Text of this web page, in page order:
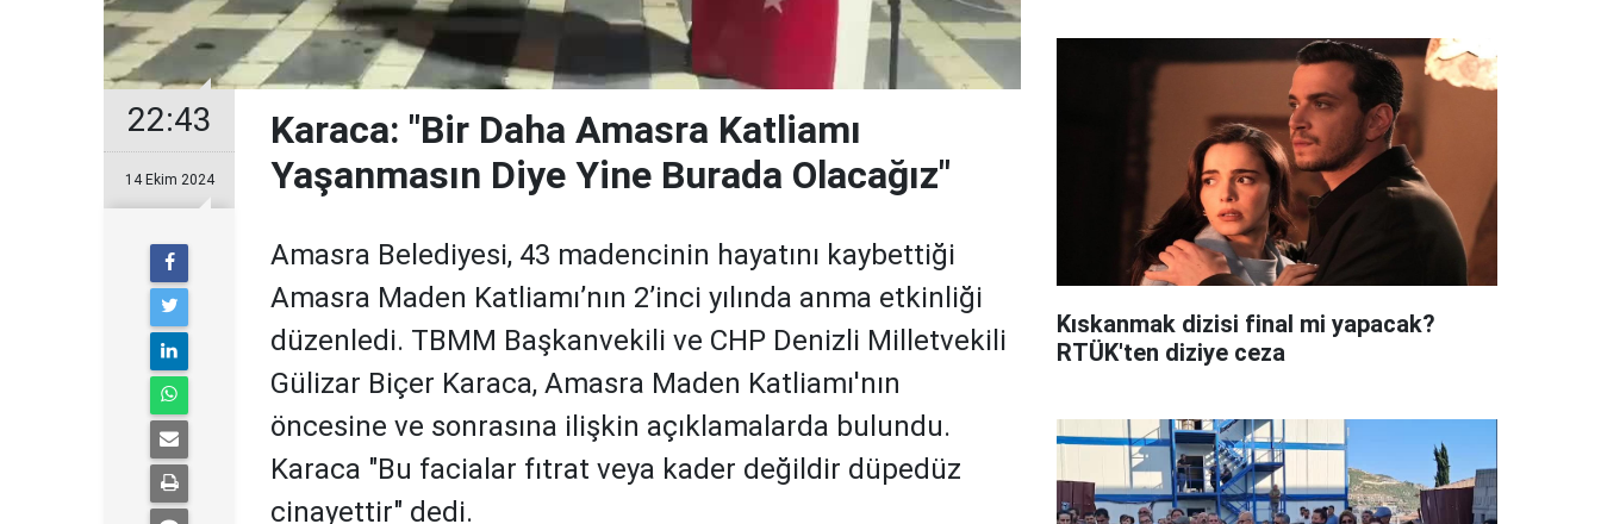
22:43
14 Ekim 2024
Karaca: "Bir Daha Amasra Katliamı
Yaşanmasın Diye Yine Burada Olacağız"
Amasra Belediyesi, 43 madencinin hayatını kaybettiği
Amasra Maden Katliamı’nın 2’inci yılında anma etkinliği
düzenledi. TBMM Başkanvekili ve CHP Denizli Milletvekili
Gülizar Biçer Karaca, Amasra Maden Katliamı'nın
öncesine ve sonrasına ilişkin açıklamalarda bulundu.
Karaca "Bu facialar fıtrat veya kader değildir düpedüz
cinayettir" dedi.
Kıskanmak dizisi final mi yapacak?
RTÜK'ten diziye ceza